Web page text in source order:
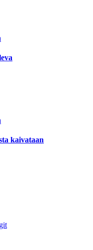
kaivataan